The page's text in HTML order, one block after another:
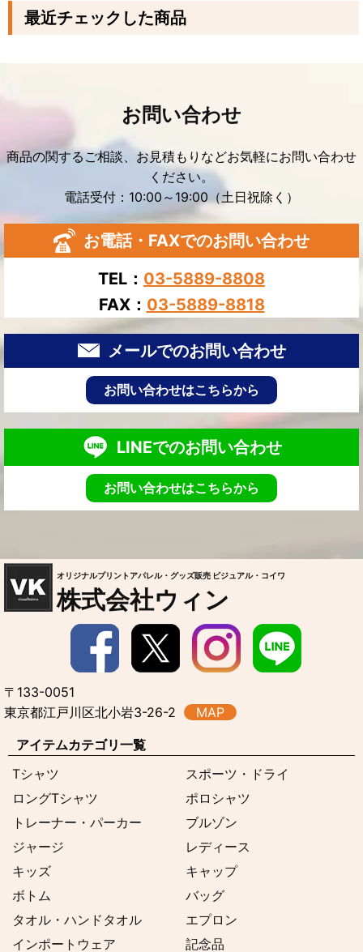
最近チェックした商品
お問い合わせ
商品の関するご相談、お見積もりなどお気軽にお問い合わせ
ください。
電話受付：10:00～19:00（土日祝除く）
お電話・FAXでのお問い合わせ
TEL： 03-5889-8808
FAX： 03-5889-8818
メールでのお問い合わせ
お問い合わせはこちらから
LINEでのお問い合わせ
お問い合わせはこちらから
オリジナルプリントアパレル・グッズ販売 ビジュアル・コイワ
株式会社ウィン
〒133-0051
東京都江戸川区北小岩3-26-2
MAP
アイテムカテゴリ一覧
Tシャツ
スポーツ・ドライ
ロングTシャツ
ポロシャツ
トレーナー・パーカー
ブルゾン
ジャージ
レディース
キッズ
キャップ
ボトム
バッグ
タオル・ハンドタオル
エプロン
インポートウェア
記念品